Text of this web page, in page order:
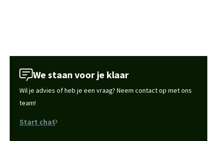
We staan voor je klaar
Wil je advies of heb je een vraag? Neem contact op met ons
team!
Start chat